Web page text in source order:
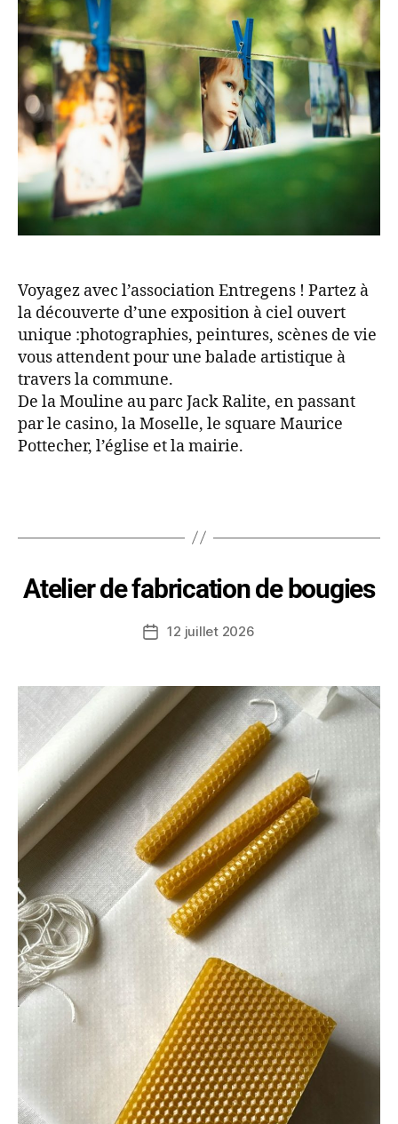
Voyagez avec l’association Entregens ! Partez à
la découverte d’une exposition à ciel ouvert
unique :photographies, peintures, scènes de vie
vous attendent pour une balade artistique à
travers la commune.
De la Mouline au parc Jack Ralite, en passant
par le casino, la Moselle, le square Maurice
Pottecher, l’église et la mairie.
Atelier de fabrication de bougies
12 juillet 2026